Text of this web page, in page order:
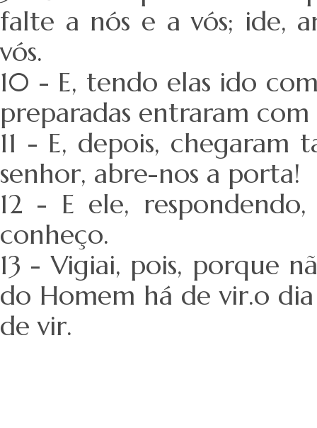
falte a nós e a vós; ide,
vós.
10 - E, tendo elas ido
preparadas entraram
11 - E, depois, chegaram
senhor, abre-nos a porta!
12 - E ele,
conheço.
13 - Vigiai, pois, porque
do Homem há de vir.o
de vir.